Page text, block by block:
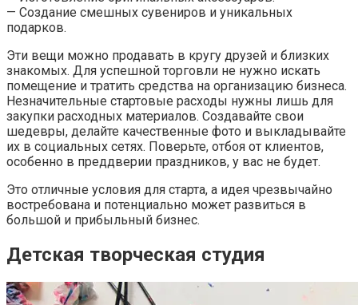
— Создание смешных сувениров и уникальных
подарков.
Эти вещи можно продавать в кругу друзей и близких
знакомых. Для успешной торговли не нужно искать
помещение и тратить средства на организацию бизнеса.
Незначительные стартовые расходы нужны лишь для
закупки расходных материалов. Создавайте свои
шедевры, делайте качественные фото и выкладывайте
их в социальных сетях. Поверьте, отбоя от клиентов,
особенно в преддверии праздников, у вас не будет.
Это отличные условия для старта, а идея чрезвычайно
востребована и потенциально может развиться в
большой и прибыльный бизнес.
Детская творческая студия